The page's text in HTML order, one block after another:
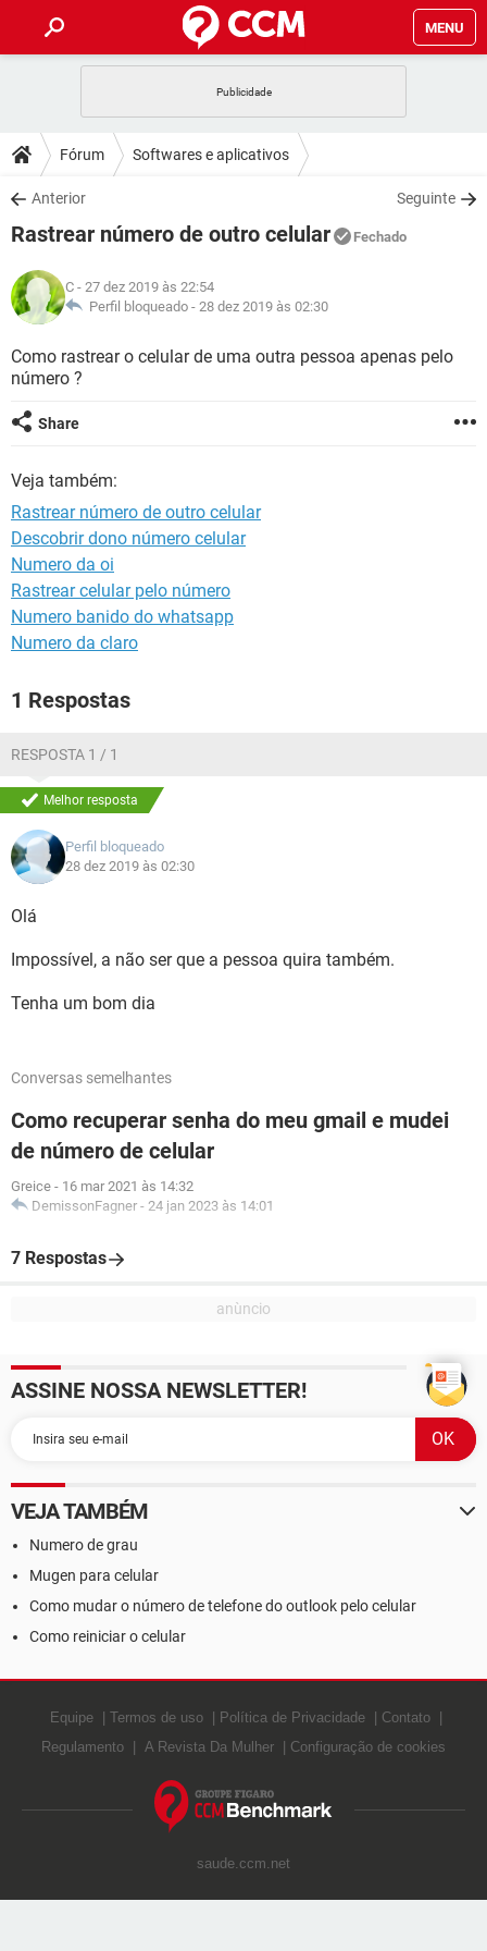
MENU
CELULAR FACEBOOK
OUTLOOK
INSTAGRAM GMAIL
GUIA DE COMPRAS
DICAS
JOGOS WHATSAPP
INSTAGRAM
GUIA DE COMPRAS
DOWNLOADS
JOGOS WHATSAPP
CELULAR
OUTLOOK EXCEL
GUIA DE COMPRAS
JOGOS
CELULAR
OUTLOOK EXCEL
GLOSSÁRIO
CELULAR
OUTLOOK
GUIA DE COMPRAS
Fórum Softwares e aplicativos
Anterior Seguinte
Rastrear número de outro celular Fechado
C - 27 dez 2019 às 22:54
Perfil bloqueado - 28 dez 2019 às 02:30
Como rastrear o celular de uma outra pessoa apenas pelo
número ?
Share
Veja também:
Rastrear número de outro celular
Descobrir dono número celular
Numero da oi
Rastrear celular pelo número
Numero banido do whatsapp
Numero da claro
1 Respostas
RESPOSTA 1 / 1
Melhor resposta
Perfil bloqueado
28 dez 2019 às 02:30
Olá
Impossível, a não ser que a pessoa quira também.
Tenha um bom dia
Conversas semelhantes
Como recuperar senha do meu gmail e mudei
de número de celular
Greice - 16 mar 2021 às 14:32
DemissonFagner - 24 jan 2023 às 14:01
7 Respostas
ASSINE NOSSA NEWSLETTER!
VEJA TAMBÉM
Numero de grau
Mugen para celular
Como mudar o número de telefone do outlook pelo celular
Como reiniciar o celular
Equipe Termos de uso Política de Privacidade
Contato
Regulamento
A Revista Da Mulher Configuração de cookies
saude.ccm.net